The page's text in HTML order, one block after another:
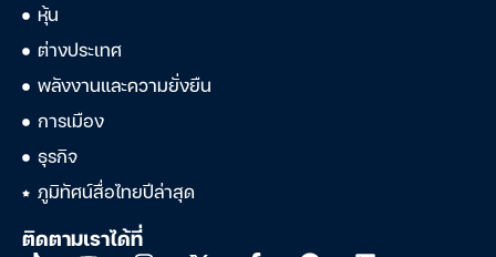
หุ้น
ต่างประเทศ
พลังงานและความยั่งยืน
การเมือง
ธุรกิจ
ภูมิทัศน์สื่อไทยปีล่าสุด
ติดตามเราได้ที่